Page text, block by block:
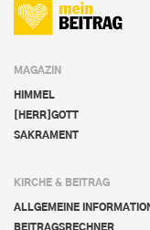
MAGAZIN
HIMMEL
[HERR]GOTT
SAKRAMENT
KIRCHE & BEITRAG
ALLGEMEINE
BEITRAGSRECHNER